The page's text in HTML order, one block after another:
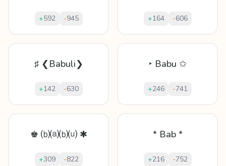
+592 -945 +164 -606
♯ ❮Babuli❯
+142 -630
‣ Babu ✩
+246 -741
♚ ⒝⒜⒝⒰ ✱
+309 -822
* Bab *
+216 -752